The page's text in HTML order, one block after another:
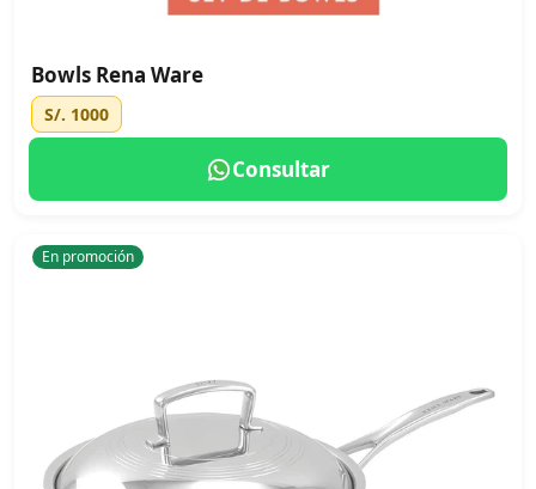
Bowls Rena Ware
S/. 1000
Consultar
En promoción